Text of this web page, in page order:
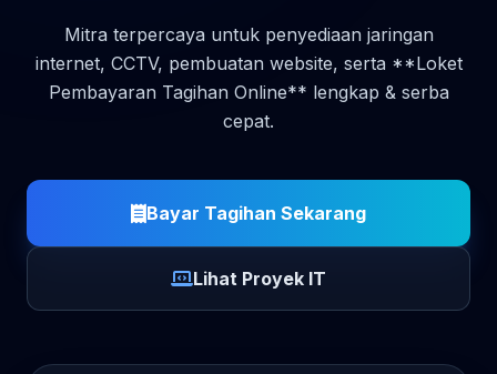
Mitra terpercaya untuk penyediaan jaringan
internet, CCTV, pembuatan website, serta **Loket
Pembayaran Tagihan Online** lengkap & serba
cepat.
Bayar Tagihan Sekarang
Lihat Proyek IT